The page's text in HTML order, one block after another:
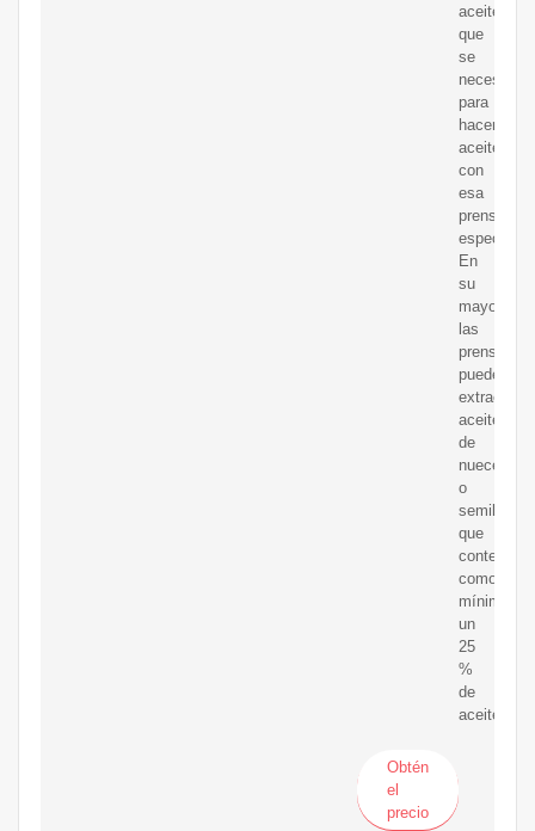
aceite
que
se
necesita
para
hacer
aceite
con
esa
prensa
específica.
En
su
mayoría,
las
prensas
pueden
extraer
aceite
de
nueces
o
semillas
que
contengan
como
mínimo
un
25
%
de
aceite.
Obtén
el
precio